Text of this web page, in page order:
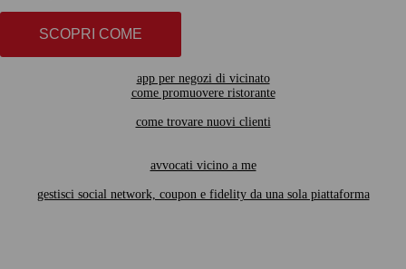
SCOPRI COME
app per negozi di vicinato
come promuovere ristorante
come trovare nuovi clienti
avvocati vicino a me
gestisci social network, coupon e fidelity da una sola piattaforma